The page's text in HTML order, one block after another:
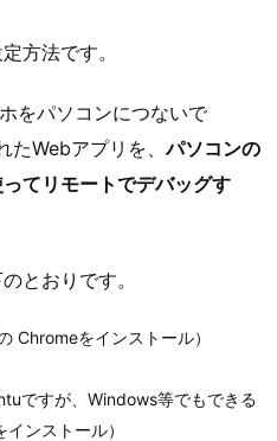
方法です。
をパソコンにつないで
たWebアプリを、パソコンの
てリモートでデバッグす
とおりです。
Chromeをインストール）
ですが、Windows等でもできる
ンストール）